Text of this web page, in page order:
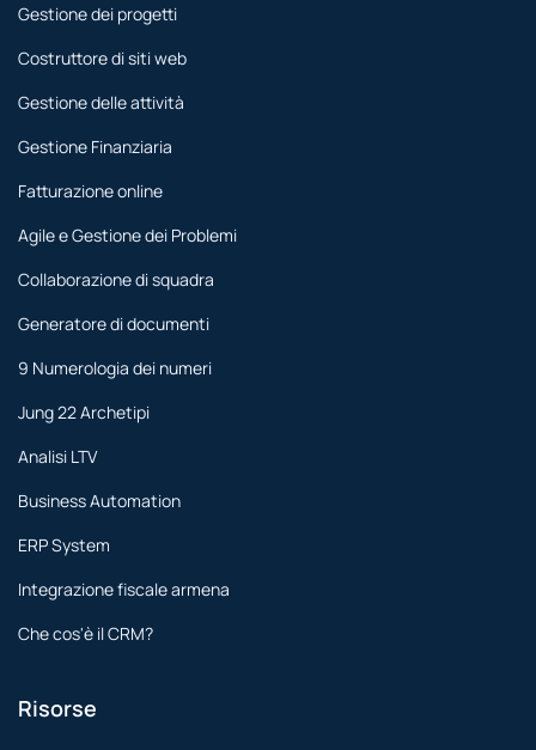
Gestione dei progetti
Costruttore di siti web
Gestione delle attività
Gestione Finanziaria
Fatturazione online
Agile e Gestione dei Problemi
Collaborazione di squadra
Generatore di documenti
9 Numerologia dei numeri
Jung 22 Archetipi
Analisi LTV
Business Automation
ERP System
Integrazione fiscale armena
Che cos'è il CRM?
Risorse